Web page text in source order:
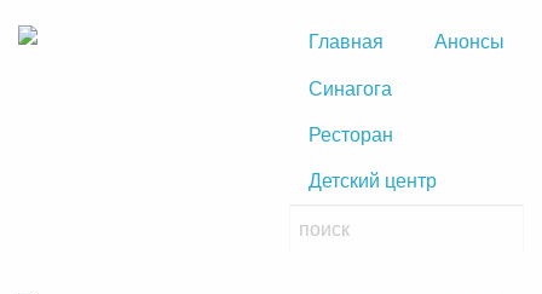
Главная
Анонсы
Синагога
Ресторан
Детский центр